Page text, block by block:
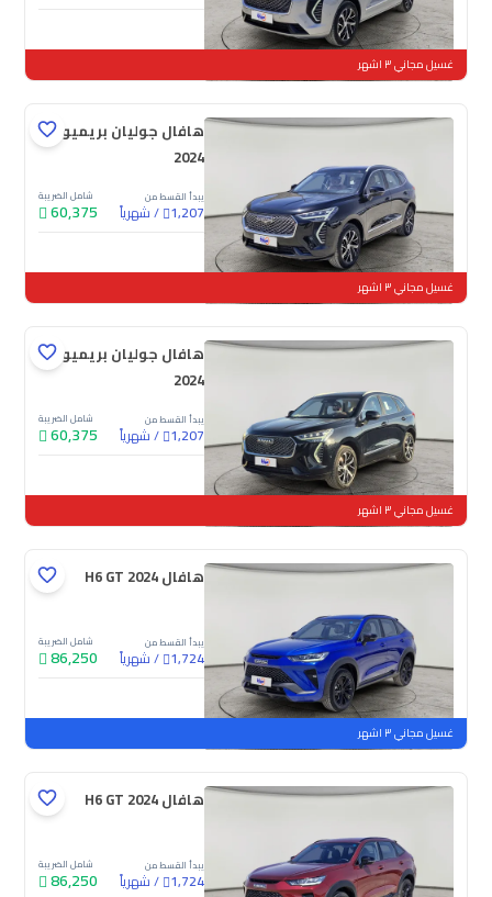
جديدة
غسيل مجاني ٣ اشهر
هافال جوليان بريميوم
2024
يبدأ القسط من
1,207
/شهرياً
شامل الضريبة
60,375
جديدة
غسيل مجاني ٣ اشهر
هافال جوليان بريميوم
2024
يبدأ القسط من
1,207
/شهرياً
شامل الضريبة
60,375
جديدة
غسيل مجاني ٣ اشهر
هافال H6 GT 2024
يبدأ القسط من
1,724
/شهرياً
شامل الضريبة
86,250
جديدة
غسيل مجاني ٣ اشهر
هافال H6 GT 2024
يبدأ القسط من
1,724
/شهرياً
شامل الضريبة
86,250